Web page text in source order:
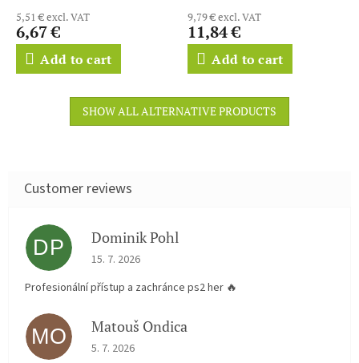
5,51 € excl. VAT
6,67 €
Add to cart
9,79 € excl. VAT
11,84 €
Add to cart
SHOW ALL ALTERNATIVE PRODUCTS
DP Dominik Pohl
The store rating is 5 out of 5 stars.
15. 7. 2026
Profesionální přístup a zachránce ps2 her 🔥
MO Matouš Ondica
The store rating is 5 out of 5 stars.
5. 7. 2026